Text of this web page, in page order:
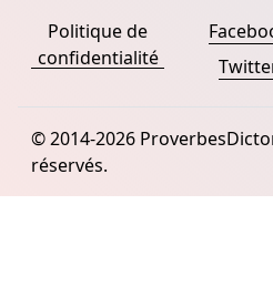
Politique de
confidentialité
© 2014-2026
réservés.